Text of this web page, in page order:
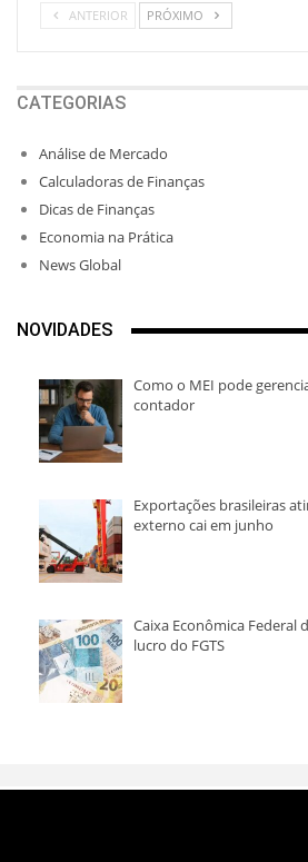
ANTERIOR PRÓXIMO
CATEGORIAS
Análise de Mercado
Calculadoras de Finanças
Dicas de Finanças
Economia na Prática
News Global
NOVIDADES
Como o MEI pode
contador
Exportações brasileiras
externo cai em junho
Caixa Econômica Federal
lucro do FGTS